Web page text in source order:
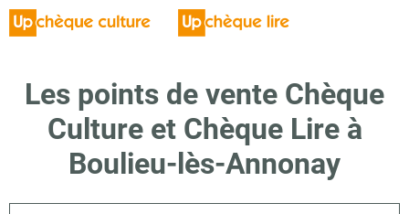
Les points de vente Chèque
Culture et Chèque Lire à
Boulieu-lès-Annonay